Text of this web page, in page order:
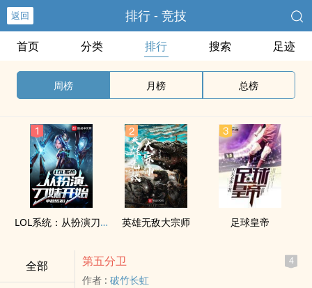
返回 排行 - 竞技
首页 分类 排行 搜索 足迹
周榜 月榜 总榜
LOL系统：从扮演刀妹开始 英雄无敌大宗师 足球皇帝
全部 第五分卫 4
作者 : 破竹长虹